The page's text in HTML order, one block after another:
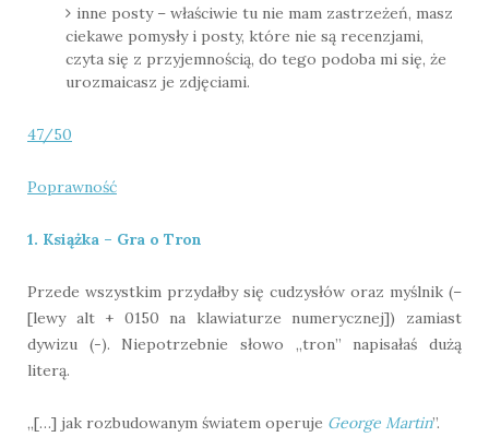
inne posty – właściwie tu nie mam zastrzeżeń, masz
ciekawe pomysły i posty, które nie są recenzjami,
czyta się z przyjemnością, do tego podoba mi się, że
urozmaicasz je zdjęciami.
47/50
Poprawność
1. Książka – Gra o Tron
Przede wszystkim przydałby się cudzysłów oraz myślnik (–
[lewy alt + 0150 na klawiaturze numerycznej]) zamiast
dywizu (-). Niepotrzebnie słowo „tron” napisałaś dużą
literą.
„[…] jak rozbudowanym światem operuje George Martin”.